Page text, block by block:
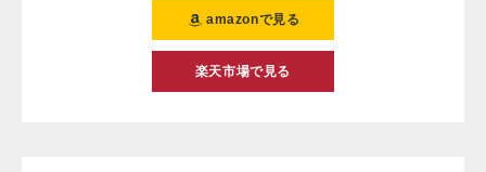
amazonで見る
楽天市場で見る